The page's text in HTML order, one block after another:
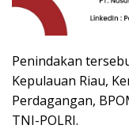
Penindakan
Kepulauan Riau,
Perdagangan,
TNI-POLRI.